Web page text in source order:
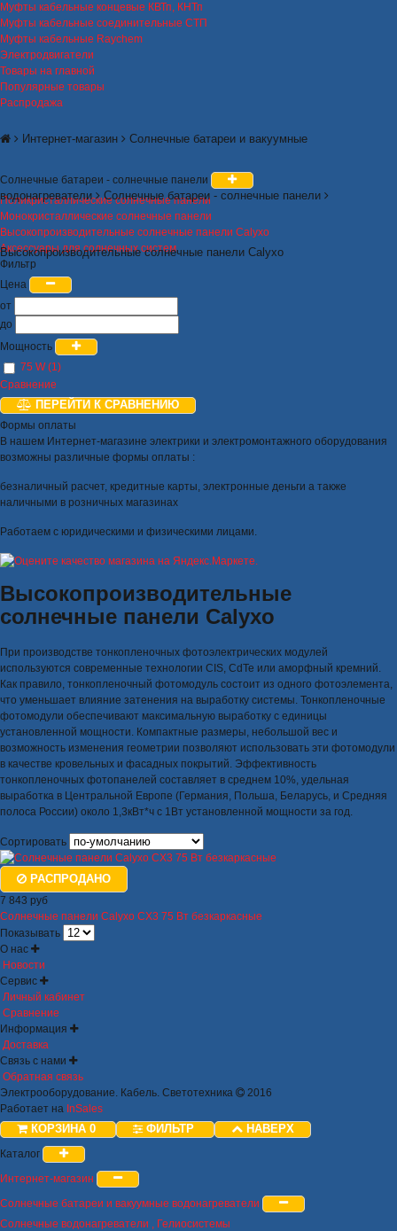
Муфты кабельные концевые КВТп, КНТп
Муфты кабельные соединительные СТП
Муфты кабельные Raychem
Электродвигатели
Товары на главной
Популярные товары
Распродажа
Интернет-магазин Солнечные батареи и вакуумные
водонагреватели Солнечные батареи - солнечные панели
Высокопроизводительные солнечные панели Calyxo
Солнечные батареи - солнечные панели
Поликристаллические солнечные панели
Монокристаллические солнечные панели
Высокопроизводительные солнечные панели Calyxo
Аксессуары для солнечных систем
Фильтр
Цена
от
до
Мощность
75 W (1)
Сравнение
ПЕРЕЙТИ К СРАВНЕНИЮ
Формы оплаты
В нашем Интернет-магазине электрики и электромонтажного оборудования
возможны различные формы оплаты :
безналичный расчет, кредитные карты, электронные деньги а также
наличными в розничных магазинах
Работаем с юридическими и физическими лицами.
Высокопроизводительные
солнечные панели Calyxo
При производстве тонкопленочных фотоэлектрических модулей
используются современные технологии CIS, CdTe или аморфный кремний.
Как правило, тонкопленочный фотомодуль состоит из одного фотоэлемента,
что уменьшает влияние затенения на выработку системы. Тонкопленочные
фотомодули обеспечивают максимальную выработку с единицы
установленной мощности. Компактные размеры, небольшой вес и
возможность изменения геометрии позволяют использовать эти фотомодули
в качестве кровельных и фасадных покрытий. Эффективность
тонкопленочных фотопанелей составляет в среднем 10%, удельная
выработка в Центральной Европе (Германия, Польша, Беларусь, и Средняя
полоса России) около 1,3кВт*ч с 1Вт установленной мощности за год.
Сортировать
РАСПРОДАНО
7 843 руб
Солнечные панели Calyxo CX3 75 Вт безкаркасные
Показывать
О нас
Новости
Сервис
Личный кабинет
Сравнение
Информация
Доставка
Связь с нами
Обратная связь
Электрооборудование. Кабель. Светотехника
2016
Работает на InSales
КОРЗИНА 0 ФИЛЬТР НАВЕРХ
Каталог
Интернет-магазин
Солнечные батареи и вакуумные водонагреватели
Солнечные водонагреватели , Гелиосистемы